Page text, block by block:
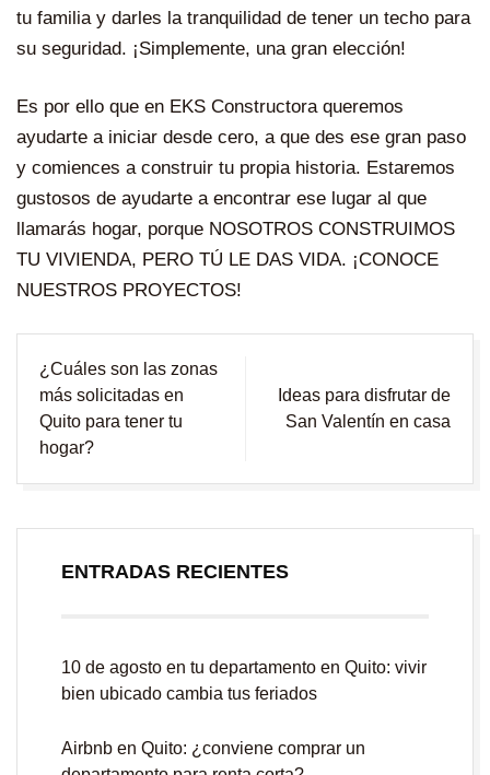
tu familia y darles la tranquilidad de tener un techo para
su seguridad. ¡Simplemente, una gran elección!
Es por ello que en EKS Constructoraqueremos
ayudarte a iniciar desde cero, a que des ese gran paso
y comiences a construir tu propia historia. Estaremos
gustosos de ayudarte a encontrar ese lugar al que
llamarás hogar, porque NOSOTROS CONSTRUIMOS
TU VIVIENDA, PERO TÚ LE DAS VIDA. ¡CONOCE
NUESTROS PROYECTOS!
Navegación
de
entradas
¿Cuáles son las zonas
más solicitadas en
Quito para tener tu
hogar?
Ideas para disfrutar de
San Valentín en casa
ENTRADAS RECIENTES
10 de agosto en tu departamento en Quito: vivir
bien ubicado cambia tus feriados
Airbnb en Quito: ¿conviene comprar un